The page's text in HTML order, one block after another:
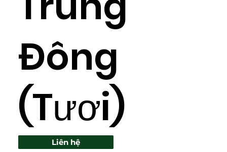
Đông
(Tươi)
Liên hệ